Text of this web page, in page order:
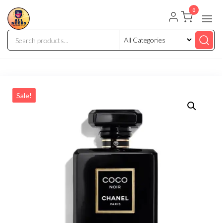
0
Sale!